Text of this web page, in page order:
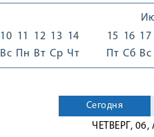
10
Вс
11
Пн
12
Вт
13
Ср
14
Чт
15
Пт
16
Сб
17
Вс
Сегодня
ЧЕТВЕРГ,